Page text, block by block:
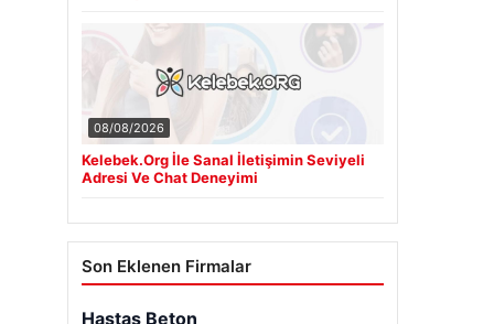
08/08/2026
Kelebek.Org İle Sanal İletişimin Seviyeli
Adresi Ve Chat Deneyimi
Hastaş Beton
26/05/2026